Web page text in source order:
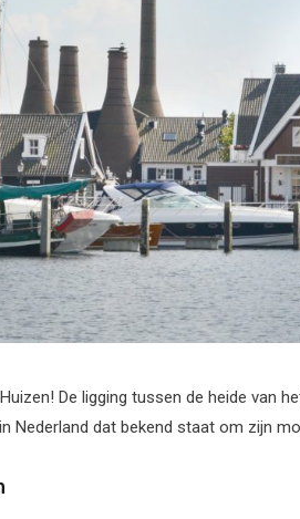
De ligging tussen de heide van
Nederland dat bekend staat om zijn